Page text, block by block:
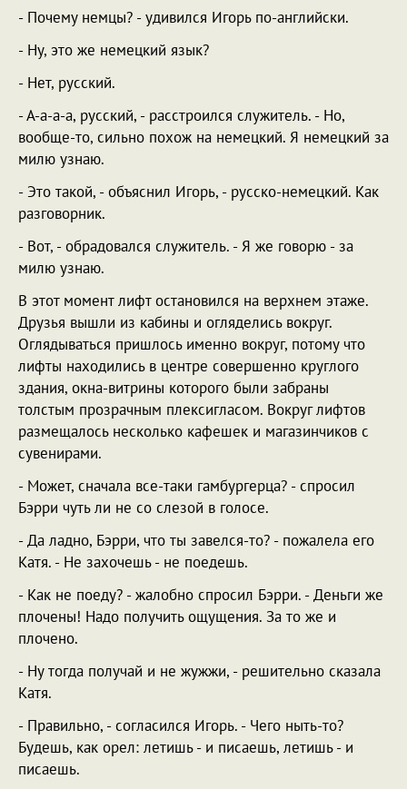
- Почему немцы? - удивился Игорь по-английски.
- Ну, это же немецкий язык?
- Нет, русский.
- А-а-а-а, русский, - расстроился служитель. - Но,
вообще-то, сильно похож на немецкий. Я немецкий за
милю узнаю.
- Это такой, - объяснил Игорь, - русско-немецкий. Как
разговорник.
- Вот, - обрадовался служитель. - Я же говорю - за
милю узнаю.
В этот момент лифт остановился на верхнем этаже.
Друзья вышли из кабины и огляделись вокруг.
Оглядываться пришлось именно вокруг, потому что
лифты находились в центре совершенно круглого
здания, окна-витрины которого были забраны
толстым прозрачным плексигласом. Вокруг лифтов
размещалось несколько кафешек и магазинчиков с
сувенирами.
- Может, сначала все-таки гамбургерца? - спросил
Бэрри чуть ли не со слезой в голосе.
- Да ладно, Бэрри, что ты завелся-то? - пожалела его
Катя. - Не захочешь - не поедешь.
- Как не поеду? - жалобно спросил Бэрри. - Деньги же
плочены! Надо получить ощущения. За то же и
плочено.
- Ну тогда получай и не жужжи, - решительно сказала
Катя.
- Правильно, - согласился Игорь. - Чего ныть-то?
Будешь, как орел: летишь - и писаешь, летишь - и
писаешь.